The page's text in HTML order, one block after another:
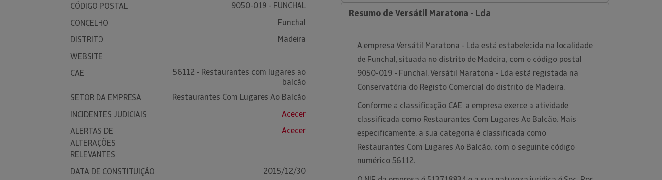
CÓDIGO POSTAL
9050-019 - FUNCHAL
CONCELHO
Funchal
DISTRITO
Madeira
WEBSITE
CAE
56112 - Restaurantes com lugares ao
balcão
SETOR DA EMPRESA
Restaurantes Com Lugares Ao Balcão
INCIDENTES JUDICIAIS
Aceder
ALERTAS DE
ALTERAÇÕES
RELEVANTES
Aceder
DATA DE CONSTITUIÇÃO 2015/12/30
Resumo de Versátil Maratona - Lda
A empresa Versátil Maratona - Lda está estabelecida na localidade
de Funchal, situada no distrito de Madeira, com o código postal
9050-019 - Funchal. Versátil Maratona - Lda está registada na
Conservatória do Registo Comercial do distrito de Madeira.
Conforme a classificação CAE, a empresa exerce a atividade
classificada como Restaurantes Com Lugares Ao Balcão. Mais
especificamente, a sua categoria é classificada como
Restaurantes Com Lugares Ao Balcão, com o seguinte código
numérico 56112.